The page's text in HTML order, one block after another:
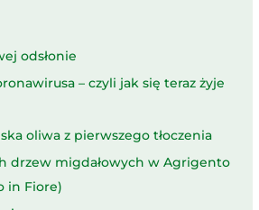
odsłonie
– czyli jak się teraz żyje
oliwa z pierwszego tłoczenia
drzew migdałowych w Agrigento
in Fiore)